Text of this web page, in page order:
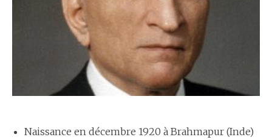
Naissance en décembre 1920 à Brahmapur (Inde)